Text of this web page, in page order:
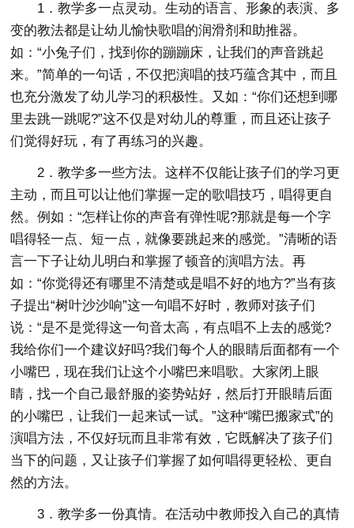
1．教学多一点灵动。生动的语言、形象的表演、多
变的教法都是让幼儿愉快歌唱的润滑剂和助推器。
如：“小兔子们，找到你的蹦蹦床，让我们的声音跳起
来。”简单的一句话，不仅把演唱的技巧蕴含其中，而且
也充分激发了幼儿学习的积极性。又如：“你们还想到哪
里去跳一跳呢?”这不仅是对幼儿的尊重，而且还让孩子
们觉得好玩，有了再练习的兴趣。
2．教学多一些方法。这样不仅能让孩子们的学习更
主动，而且可以让他们掌握一定的歌唱技巧，唱得更自
然。例如：“怎样让你的声音有弹性呢?那就是每一个字
唱得轻一点、短一点，就像要跳起来的感觉。”清晰的语
言一下子让幼儿明白和掌握了顿音的演唱方法。再
如：“你觉得还有哪里不清楚或是唱不好的地方?”当有孩
子提出“树叶沙沙响”这一句唱不好时，教师对孩子们
说：“是不是觉得这一句音太高，有点唱不上去的感觉?
我给你们一个建议好吗?我们每个人的眼睛后面都有一个
小嘴巴，现在我们让这个小嘴巴来唱歌。大家闭上眼
睛，找一个自己最舒服的姿势站好，然后打开眼睛后面
的小嘴巴，让我们一起来试一试。”这种“嘴巴搬家式”的
演唱方法，不仅好玩而且非常有效，它既解决了孩子们
当下的问题，又让孩子们掌握了如何唱得更轻松、更自
然的方法。
3．教学多一份真情。在活动中教师投入自己的真情